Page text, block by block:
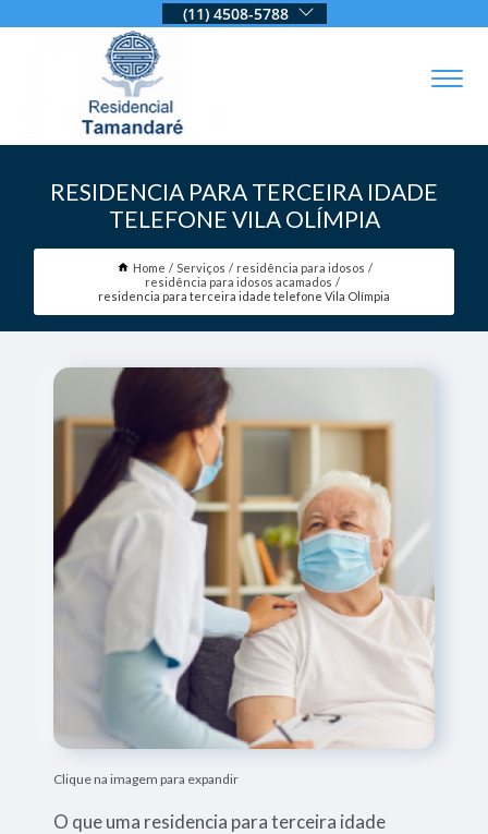
(11) 4508-5788
RESIDENCIA PARA TERCEIRA IDADE
TELEFONE VILA OLÍMPIA
Home Serviços
residência para idosos
residência para idosos acamados
residencia para terceira idade telefone Vila Olímpia
Clique na imagem para expandir
O que uma residencia para terceira idade